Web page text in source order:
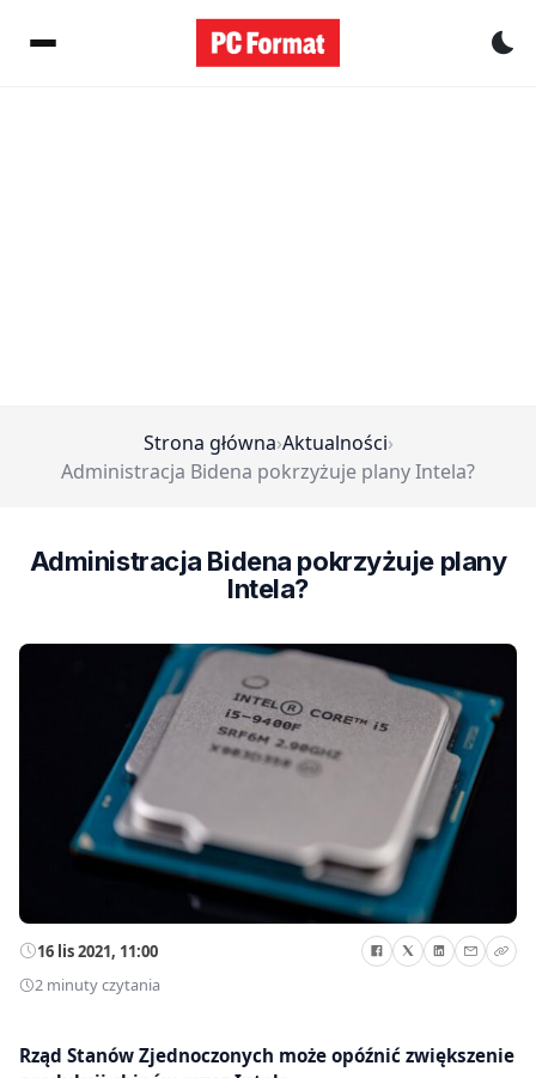
Strona główna›Aktualności›
Administracja Bidena pokrzyżuje plany Intela?
Administracja Bidena pokrzyżuje plany
Intela?
16 lis 2021, 11:00
2 minuty czytania
Rząd Stanów Zjednoczonych może opóźnić zwiększenie